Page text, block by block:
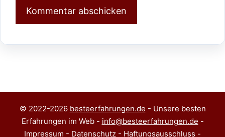
© 2022-2026 besteerfahrungen.de - Unsere besten
Erfahrungen im Web - info@besteerfahrungen.de -
Impressum - Datenschutz - Haftungsausschluss -